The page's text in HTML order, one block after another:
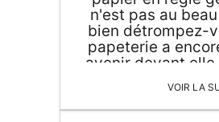
n'est pas au
bien détrompez-
papeterie a
avenir devant
basique cahier
de note, la
réinvente jour
VOIR LA